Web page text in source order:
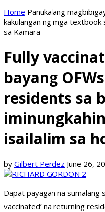
Home Panukalang
kakulangan ng mga textbook
sa Kamara
Fully
bayang
residents sa
isailalim sa
by Gilbert Perdez June 26,
Dapat payagan na sumalang
vaccinated’ na returning